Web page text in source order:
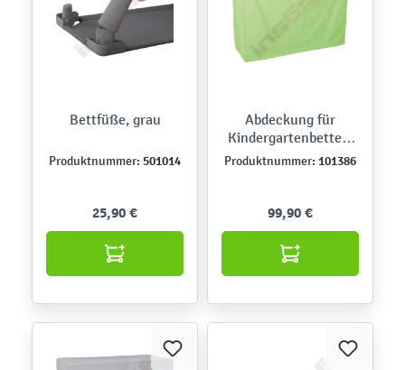
Bettfüße, grau
Produktnummer: 501014
25,90 €
Abdeckung für
Kindergartenbetten,
grün
Produktnummer: 101386
99,90 €